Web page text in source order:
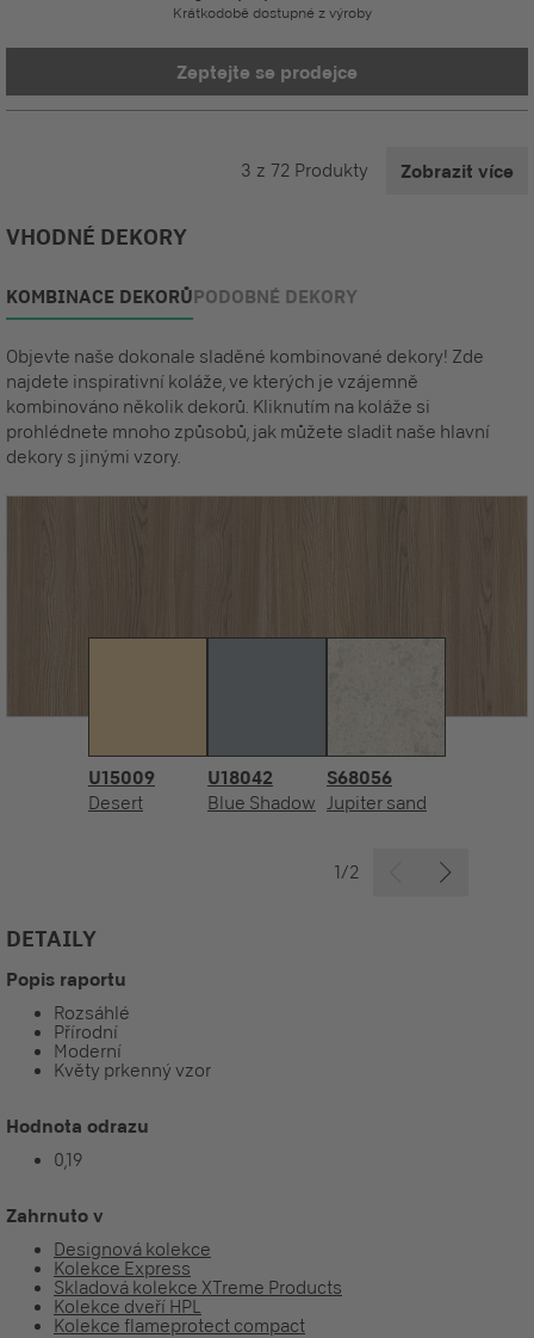
Krátkodobě dostupné z výroby
Zeptejte se prodejce
3 z 72 Produkty Zobrazit více
VHODNÉ DEKORY
KOMBINACE DEKORŮPODOBNÉ DEKORY
Objevte naše dokonale sladěné kombinované dekory! Zde
najdete inspirativní koláže, ve kterých je vzájemně
kombinováno několik dekorů. Kliknutím na koláže si
prohlédnete mnoho způsobů, jak můžete sladit naše hlavní
dekory s jinými vzory.
U15009
Desert
U18042
Blue Shadow
S68056
Jupiter sand
1/2
DETAILY
Popis raportu
Rozsáhlé
Přírodní
Moderní
Květy prkenný vzor
Hodnota odrazu
0,19
Zahrnuto v
Designová kolekce
Kolekce Express
Skladová kolekce XTreme Products
Kolekce dveří HPL
Kolekce flameprotect compact